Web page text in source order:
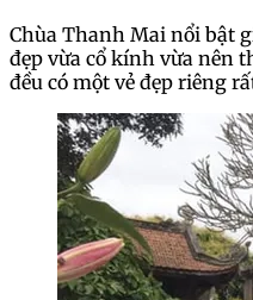
Chùa Thanh Mai nổi bật
đẹp vừa cổ kính vừa nên
đều có một vẻ đẹp riêng